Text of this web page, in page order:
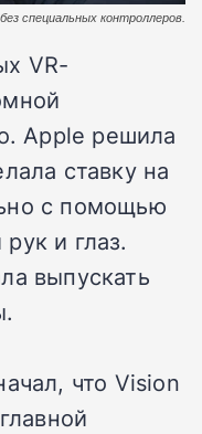
специальных контроллеров.
VR-
Apple решила
ставку на
с помощью
и глаз.
выпускать
что Vision